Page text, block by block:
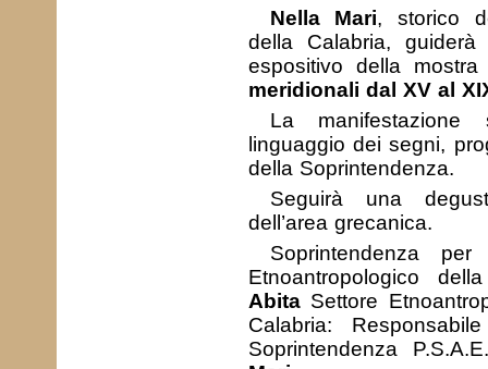
Nella Mari, storico
della Calabria, guiderà
espositivo della mostra
meridionali dal XV al
La manifestazione
linguaggio dei segni,
della Soprintendenza.
Seguirà una
dell’area grecanica.
Soprintendenza
Etnoantropologico
AbitaSettore
Calabria:
Soprintendenza